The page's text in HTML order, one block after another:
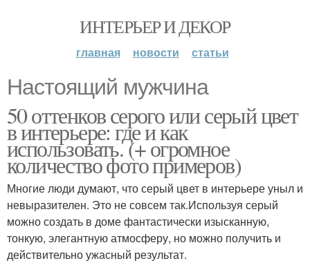
ИНТЕРЬЕР И ДЕКОР
главная новости статьи
Настоящий мужчина
50 оттенков серого или серый цвет
в интерьере: где и как
использовать. (+ огромное
количество фото примеров)
Многие люди думают, что серый цвет в интерьере уныл и
невыразителен. Это не совсем так.Используя серый
можно создать в доме фантастически изысканную,
тонкую, элегантную атмосферу, но можно получить и
действительно ужасный результат.